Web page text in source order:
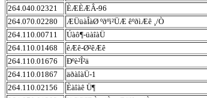
264.040.02321
ÈÆÈÆÂ-96
264.070.02280
ÆÜüàÎàØ ºðºì²ÜÆ êºðìÆê ¸/Ò
264.110.00711
Úàô¶-üàîàÜ
264.110.01468
êÆê-Ø²êÆê
264.110.01676
Ðºè²Î²ä
264.110.01867
äðàîàÜ-1
264.110.02156
Èàîàê Ü¶